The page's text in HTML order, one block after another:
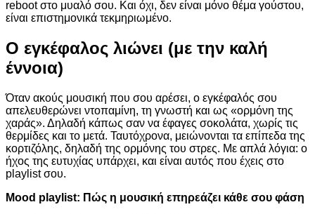
reboot στο μυαλό σου. Και όχι, δεν είναι μόνο θέμα γούστου,
είναι επιστημονικά τεκμηριωμένο.
Ο εγκέφαλος λιώνει (με την καλή
έννοια)
Όταν ακούς μουσική που σου αρέσει, ο εγκέφαλός σου
απελευθερώνει ντοπαμίνη, τη γνωστή και ως «ορμόνη της
χαράς». Δηλαδή κάπως σαν να έφαγες σοκολάτα, χωρίς τις
θερμίδες και το μετά. Ταυτόχρονα, μειώνονται τα επίπεδα της
κορτιζόλης, δηλαδή της ορμόνης του στρες. Με απλά λόγια: ο
ήχος της ευτυχίας υπάρχει, και είναι αυτός που έχεις στο
playlist σου.
Mood playlist: Πώς η μουσική επηρεάζει κάθε σου φάση